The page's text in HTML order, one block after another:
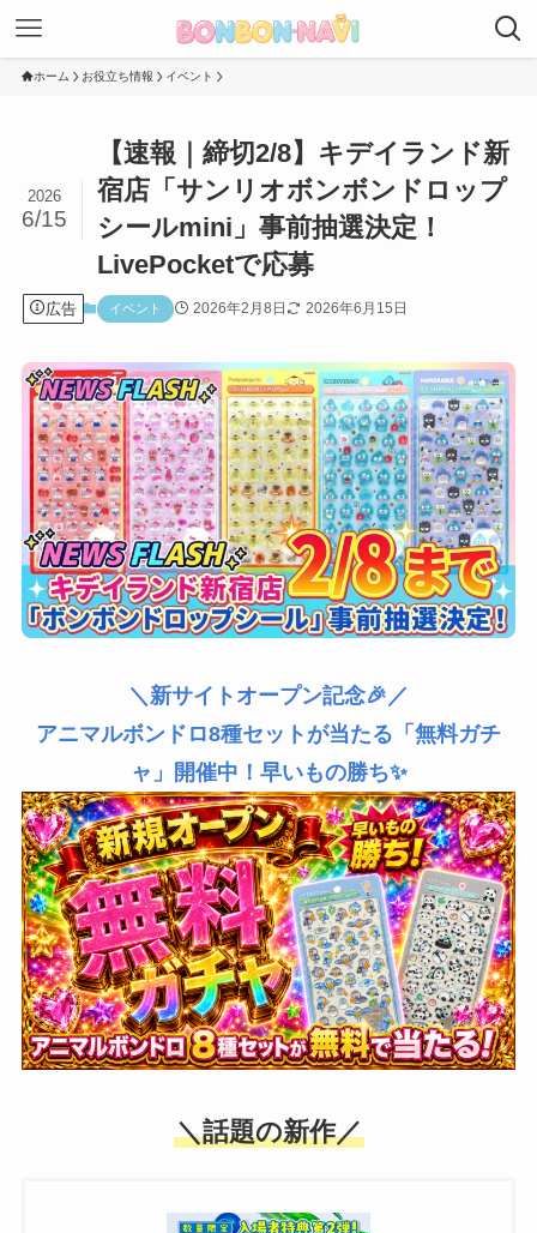
ホーム お役立ち情報 イベント
【速報｜締切2/8】キデイランド新
宿店「サンリオボンボンドロップ
シールmini」事前抽選決定！
LivePocketで応募
2026
6/15
広告 イベント 2026年2月8日 2026年6月15日
＼新サイトオープン記念🎉／
アニマルボンドロ8種セットが当たる「無料ガチ
ャ」開催中！早いもの勝ち✨
＼話題の新作／